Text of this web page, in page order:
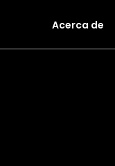
Acerca de